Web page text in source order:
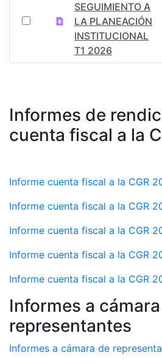
SEGUIMIENTO A
LA PLANEACIÓN
INSTITUCIONAL
T1 2026
Informes de
cuenta fiscal a la
Informe cuenta fiscal a la CGR
Informe cuenta fiscal a la CGR
Informe cuenta fiscal a la CGR
Informe cuenta fiscal a la CGR
Informe cuenta fiscal a la CGR
Informes a
representantes
Informes a cámara de